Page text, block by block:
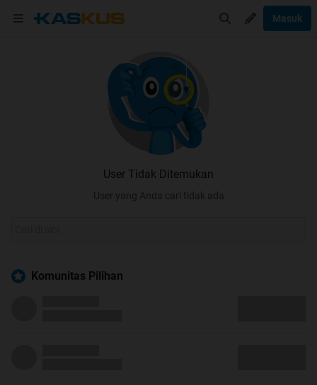
Masuk
User Tidak Ditemukan
User yang Anda cari tidak ada
Komunitas Pilihan